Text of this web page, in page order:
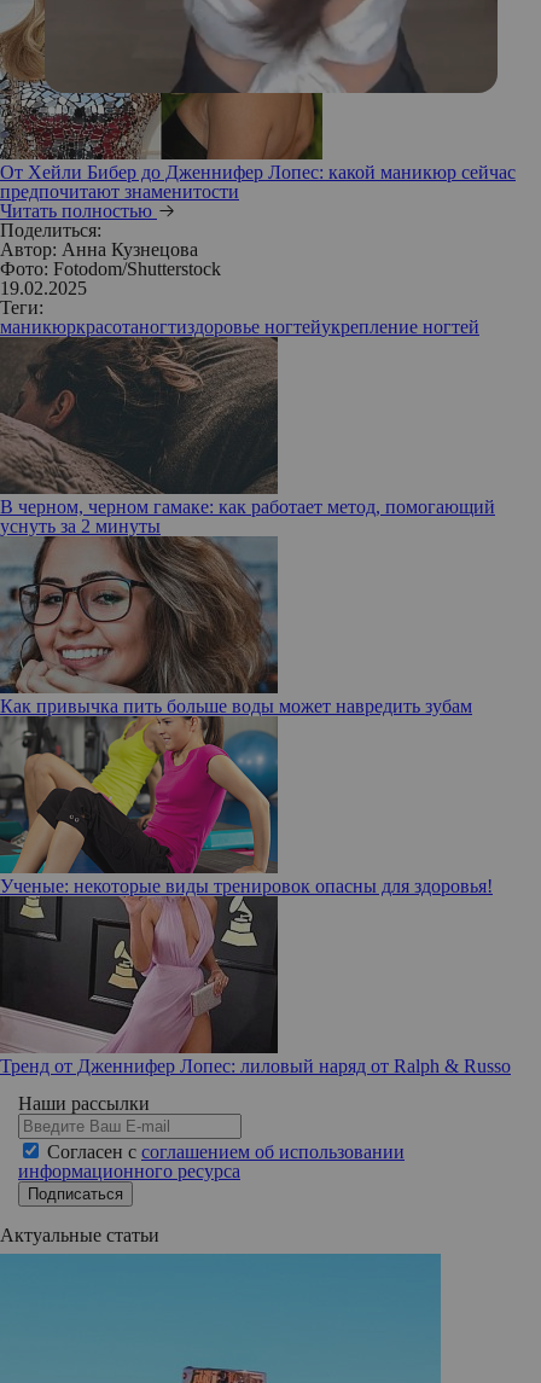
От Хейли Бибер до Дженнифер Лопес: какой маникюр сейчас
предпочитают знаменитости
Читать полностью
Поделиться:
Автор: Анна Кузнецова
Фото: Fotodom/Shutterstock
19.02.2025
Теги:
маникюркрасотаногтиздоровье ногтейукрепление ногтей
В черном, черном гамаке: как работает метод, помогающий
уснуть за 2 минуты
Как привычка пить больше воды может навредить зубам
Ученые: некоторые виды тренировок опасны для здоровья!
Тренд от Дженнифер Лопес: лиловый наряд от Ralph & Russo
Наши рассылки
Согласен с соглашением об использовании
информационного ресурса
Подписаться
Актуальные статьи